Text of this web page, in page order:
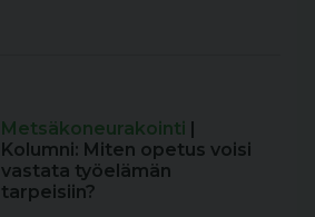
Metsäkoneurakointi |
Kolumni: Miten opetus voisi
vastata työelämän
tarpeisiin?